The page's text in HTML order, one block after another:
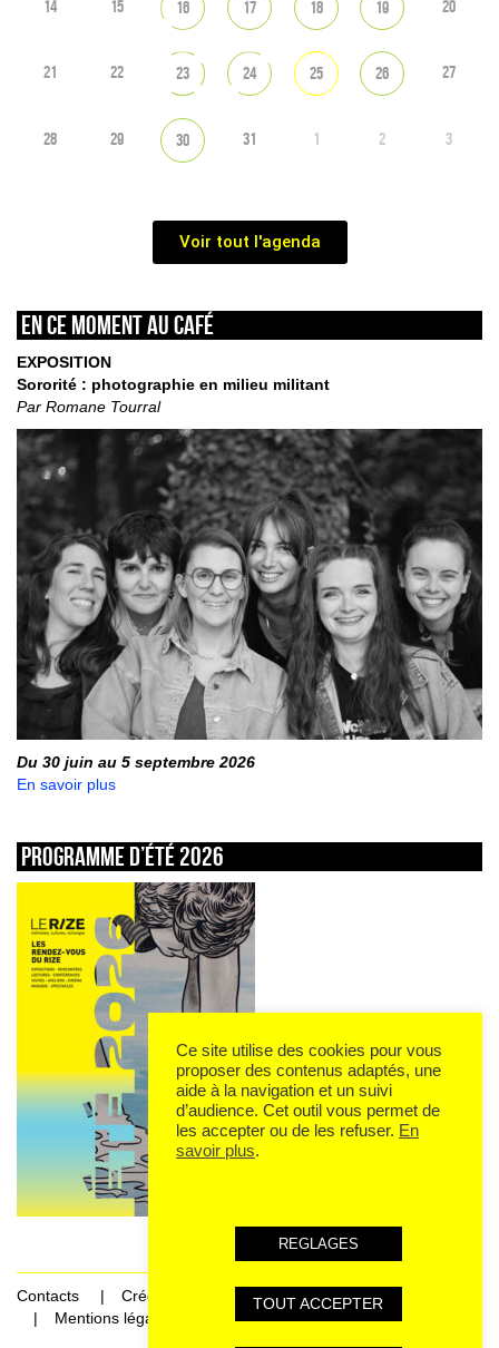
14 15 16 17 18 19 20
21 22 23 24 25 26 27
28 29 30 31 1 2 3
Voir tout l'agenda
En ce moment au café
EXPOSITION
Sororité : photographie en milieu militant
Par Romane Tourral
Du 30 juin au 5 septembre 2026
En savoir plus
Programme d’été 2026
Contacts
Crédits
Mentions légales et données personnelles
Ce site utilise des cookies pour vous
proposer des contenus adaptés, une
aide à la navigation et un suivi
d’audience. Cet outil vous permet de
les accepter ou de les refuser. En
savoir plus.
REGLAGES
TOUT ACCEPTER